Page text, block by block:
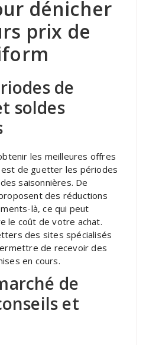
dénicher
prix de
de
soldes
les meilleures offres
de guetter les périodes
saisonnières. De
des réductions
là, ce qui peut
le coût de votre achat.
des sites spécialisés
de recevoir des
en cours.
de
et